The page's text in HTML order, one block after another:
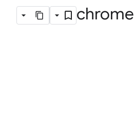
chrome